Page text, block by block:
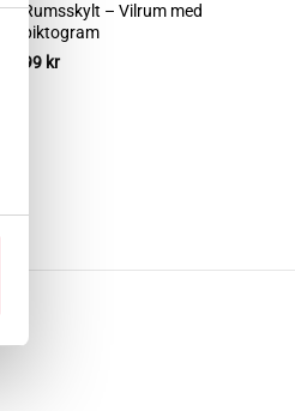
Rumsskylt – Vilrum med
piktogram
99 kr